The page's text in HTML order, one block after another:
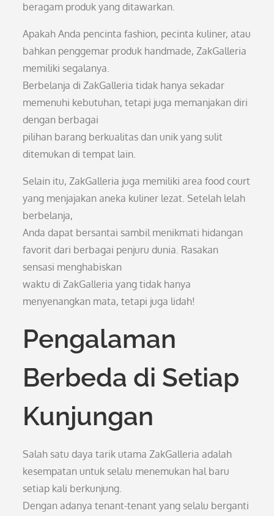
beragam produk yang ditawarkan.
Apakah Anda pencinta fashion, pecinta kuliner, atau
bahkan penggemar produk handmade, ZakGalleria
memiliki segalanya.
Berbelanja di ZakGalleria tidak hanya sekadar
memenuhi kebutuhan, tetapi juga memanjakan diri
dengan berbagai
pilihan barang berkualitas dan unik yang sulit
ditemukan di tempat lain.
Selain itu, ZakGalleria juga memiliki area food court
yang menjajakan aneka kuliner lezat. Setelah lelah
berbelanja,
Anda dapat bersantai sambil menikmati hidangan
favorit dari berbagai penjuru dunia. Rasakan
sensasi menghabiskan
waktu di ZakGalleria yang tidak hanya
menyenangkan mata, tetapi juga lidah!
Pengalaman
Berbeda di Setiap
Kunjungan
Salah satu daya tarik utama ZakGalleria adalah
kesempatan untuk selalu menemukan hal baru
setiap kali berkunjung.
Dengan adanya tenant-tenant yang selalu berganti